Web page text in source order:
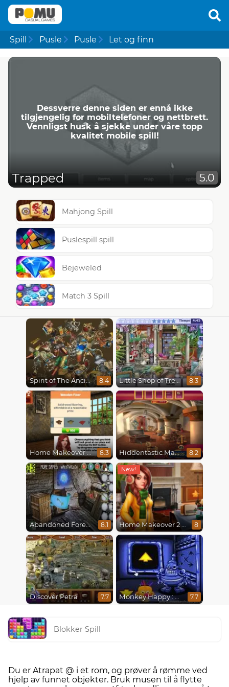
Spill Pusle Pusle Let og finn
Dessverre denne siden er ennå ikke
tilgjengelig for mobiltelefoner og nettbrett.
Vennligst husk å sjekke under våre topp
kvalitet mobile spill!
Trapped 5.0
Mahjong Spill
Puslespill spill
Bejeweled
Match 3 Spill
Spirit of The Ancient Forest 8.4 Little Shop of Treasures 8.3
Home Makeover Hidden Object 8.3 Hiddentastic Mansion 8.2
Abandoned Forest House 8.1 Home Makeover 2 Hidden Object 8
Discover Petra 7.7 Monkey Happy : Stage 0112 7.7
Blokker Spill
Du er Atrapat @ i et rom, og prøver å rømme ved
hjelp av funnet objekter. Bruk musen til å flytte